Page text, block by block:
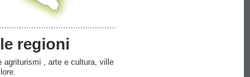
regioni
agriturismi , arte e cultura, ville